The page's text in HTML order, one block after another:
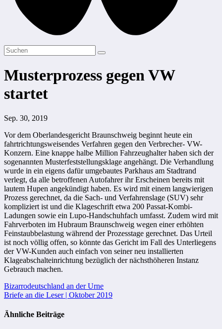
Musterprozess gegen VW
startet
Sep. 30, 2019
Vor dem Oberlandesgericht Braunschweig beginnt heute ein
fahrtrichtungsweisendes Verfahren gegen den Verbrecher- VW-
Konzern. Eine knappe halbe Million Fahrzeughalter haben sich der
sogenannten Musterfeststellungsklage angehängt. Die Verhandlung
wurde in ein eigens dafür umgebautes Parkhaus am Stadtrand
verlegt, da alle betroffenen Autofahrer ihr Erscheinen bereits mit
lautem Hupen angekündigt haben. Es wird mit einem langwierigen
Prozess gerechnet, da die Sach- und Verfahrenslage (SUV) sehr
kompliziert ist und die Klageschrift etwa 200 Passat-Kombi-
Ladungen sowie ein Lupo-Handschuhfach umfasst. Zudem wird mit
Fahrverboten im Hubraum Braunschweig wegen einer erhöhten
Feinstaubbelastung während der Prozesstage gerechnet. Das Urteil
ist noch völlig offen, so könnte das Gericht im Fall des Unterliegens
der VW-Kunden auch einfach von seiner neu installierten
Klageabschalteinrichtung bezüglich der nächsthöheren Instanz
Gebrauch machen.
Beitragsnavigation
Bizarrodeutschland an der Urne
Briefe an die Leser | Oktober 2019
Ähnliche Beiträge